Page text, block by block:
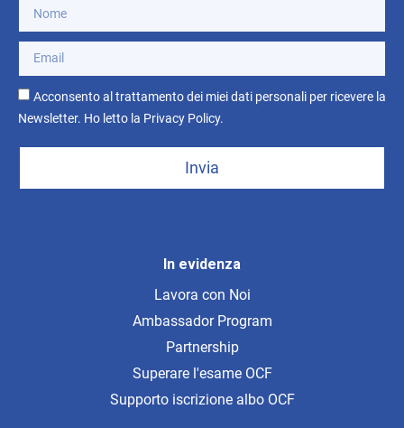
In evidenza
Lavora con Noi
Ambassador Program
Partnership
Superare l'esame OCF
Supporto iscrizione albo OCF
Acconsento al trattamento dei miei dati personali per ricevere la
Newsletter. Ho letto la Privacy Policy.
Invia